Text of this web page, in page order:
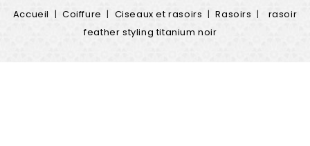
Accueil Coiffure Ciseaux et rasoirs Rasoirs
rasoir
feather styling titanium noir